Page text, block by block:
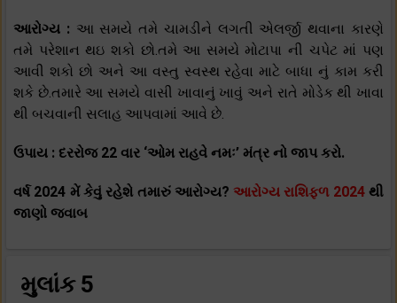
આરોગ્ય : આ સમયે તમે ચામડીને લગતી એલર્જી થવાના કારણે
તમે પરેશાન થઇ શકો છો.તમે આ સમયે મોટાપા ની ચપેટ માં પણ
આવી શકો છો અને આ વસ્તુ સ્વસ્થ રહેવા માટે બાધા નું કામ કરી
શકે છે.તમારે આ સમયે વાસી ખાવાનું ખાવું અને રાતે મોડેક થી ખાવા
થી બચવાની સલાહ આપવામાં આવે છે.
ઉપાય : દરરોજ 22 વાર ‘ઓમ રાહવે નમઃ’ મંત્ર નો જાપ કરો.
વર્ષ 2024 મેં કેવું રહેશે તમારું આરોગ્ય?આરોગ્ય રાશિફળ 2024થી
જાણો જવાબ
મુલાંક 5